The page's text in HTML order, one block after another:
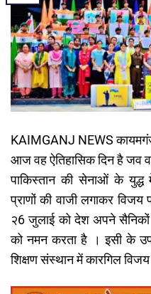
KAIMGANJ NEWS
आज वह ऐतिहासिक दिन है जव
पाकिस्तान की सेनाओं के युद्ध
प्राणों की वाजी लगाकर विजय
२6 जुलाई को देश अपने सैनिकों
को नमन करता है । इसी के
शिक्षण संस्थान में कारगिल विजय